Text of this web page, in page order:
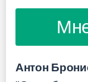
Антон